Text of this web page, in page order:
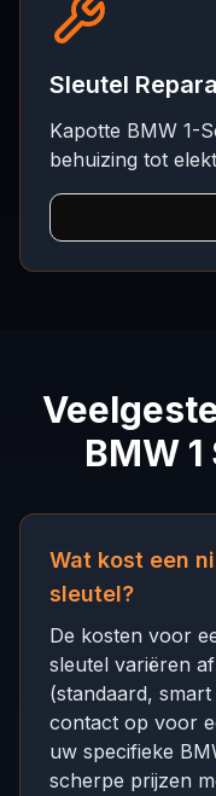
Sleutel
Kapotte BMW 1-
behuizing tot
BMW
Wat kost een
sleutel?
De kosten voor
sleutel variëren
(standaard,
contact op voor
uw specifieke
scherpe prijzen